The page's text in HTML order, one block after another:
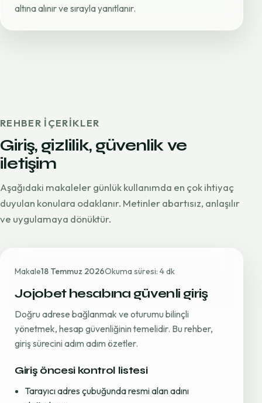
altına alınır ve sırayla yanıtlanır.
REHBER IÇERIKLER
Giriş, gizlilik, güvenlik ve
iletişim
Aşağıdaki makaleler günlük kullanımda en çok ihtiyaç
duyulan konulara odaklanır. Metinler abartısız, anlaşılır
ve uygulamaya dönüktür.
Makale18 Temmuz 2026Okuma süresi: 4 dk
Jojobet hesabına güvenli giriş
Doğru adrese bağlanmak ve oturumu bilinçli
yönetmek, hesap güvenliğinin temelidir. Bu rehber,
giriş sürecini adım adım özetler.
Giriş öncesi kontrol listesi
Tarayıcı adres çubuğunda resmi alan adını